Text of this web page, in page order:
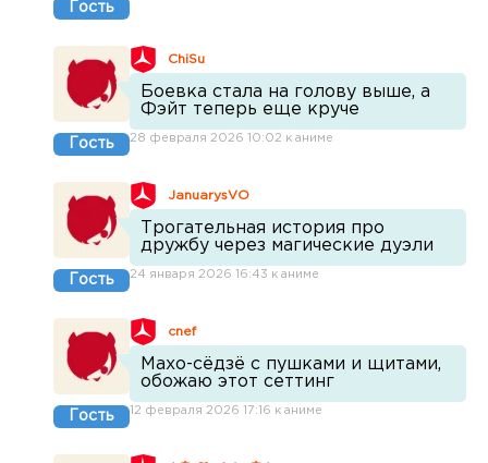
Гость
Гость
ChiSu
Боевка стала на голову выше, а
Фэйт теперь еще круче
28 февраля 2026 10:02 к аниме
Гость
JanuarysVO
Трогательная история про
дружбу через магические дуэли
24 января 2026 16:43 к аниме
Гость
cnef
Махо-сёдзё с пушками и щитами,
обожаю этот сеттинг
12 февраля 2026 17:16 к аниме